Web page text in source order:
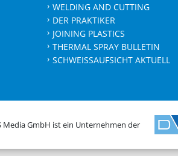
WELDING AND CUTTING
DER PRAKTIKER
JOINING PLASTICS
THERMAL SPRAY BULLETIN
SCHWEISSAUFSICHT AKTUELL
Media GmbH ist ein Unternehmen der